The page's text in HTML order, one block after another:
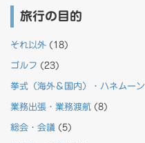
旅行の目的
それ以外 (18)
ゴルフ (23)
挙式（海外＆国内）・ハネムーン
業務出張・業務渡航 (8)
総会・会議 (5)